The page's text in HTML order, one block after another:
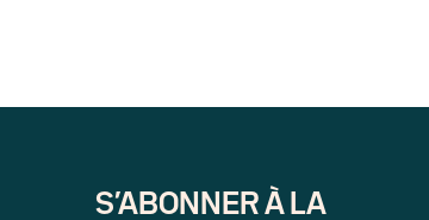
S’ABONNER À LA